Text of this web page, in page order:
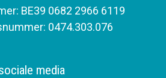
BE39 0682 2966 6119
0474.303.076
media